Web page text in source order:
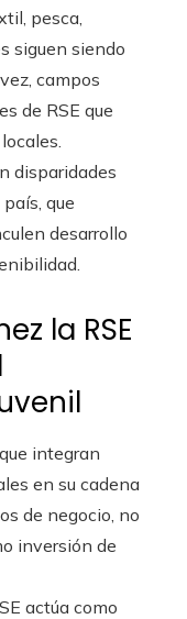
pesca,
siguen siendo
campos
de RSE que
disparidades
que
desarrollo
la RSE
integran
en su cadena
de negocio, no
inversión de
actúa como